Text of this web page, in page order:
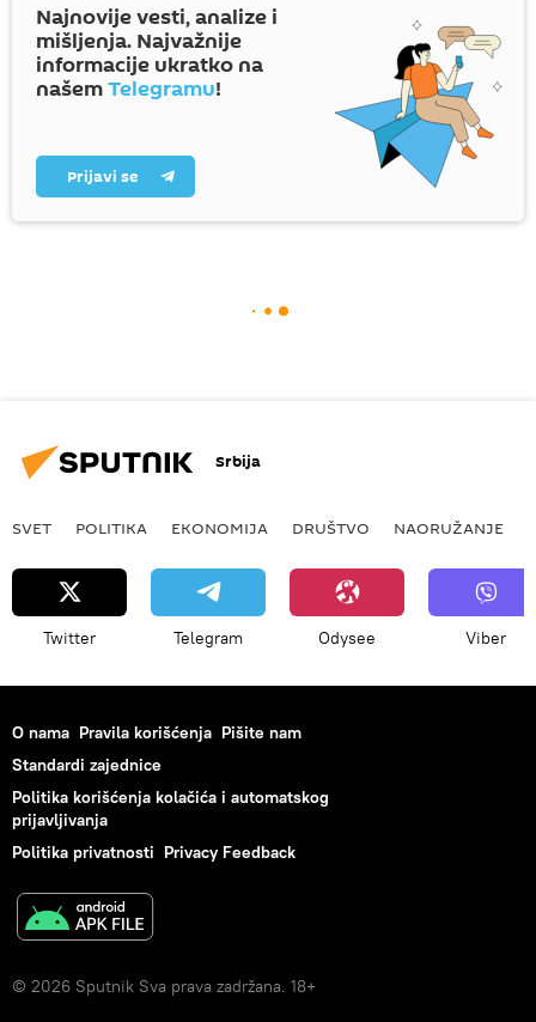
Najnovije vesti, analize i
mišljenja. Najvažnije
informacije ukratko na
našemTelegramu!
Prijavi se
Srbija
SVET POLITIKA EKONOMIJA DRUŠTVO NAORUŽANJE
Twitter Telegram Odysee Viber
O nama Pravila korišćenja Pišite nam
Standardi zajednice
Politika korišćenja kolačića i automatskog
prijavljivanja
Politika privatnosti Privacy Feedback
© 2026 Sputnik Sva prava zadržana. 18+